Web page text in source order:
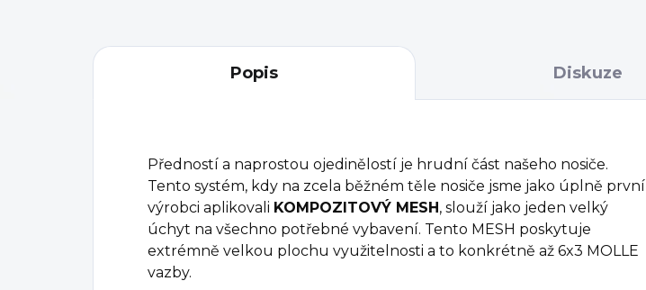
Popis Diskuze
Předností a naprostou ojedinělostí je hrudní část našeho nosiče.
Tento systém, kdy na zcela běžném těle nosiče jsme jako úplně první
výrobci aplikovali KOMPOZITOVÝ MESH, slouží jako jeden velký
úchyt na všechno potřebné vybavení. Tento MESH poskytuje
extrémně velkou plochu využitelnosti a to konkrétně až 6x3 MOLLE
vazby.